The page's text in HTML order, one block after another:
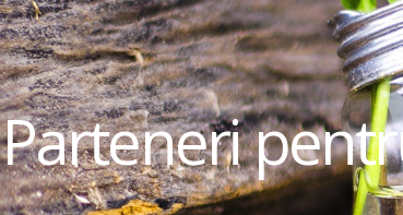
Parteneri